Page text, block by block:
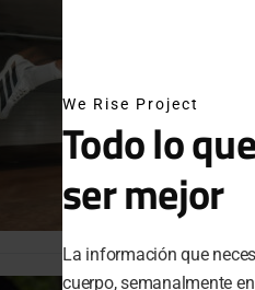
We Rise Project
Todo lo
ser mejor
La información que
cuerpo, semanalmente